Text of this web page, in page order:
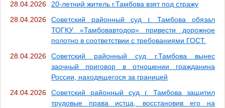
28.04.2026
20-летний житель г.Тамбова взят под стражу
28.04.2026
Советский районный суд г. Тамбова обязал
ТОГКУ «Тамбовавтодор» привести дорожное
полотно в соответствии с требованиями ГОСТ.
28.04.2026
Советский районный суд г.Тамбова вынес
заочный приговор в отношении гражданина
России, находящегося за границей
24.04.2026
Советский районный суд г. Тамбова защитил
трудовые права истца, восстановив его на